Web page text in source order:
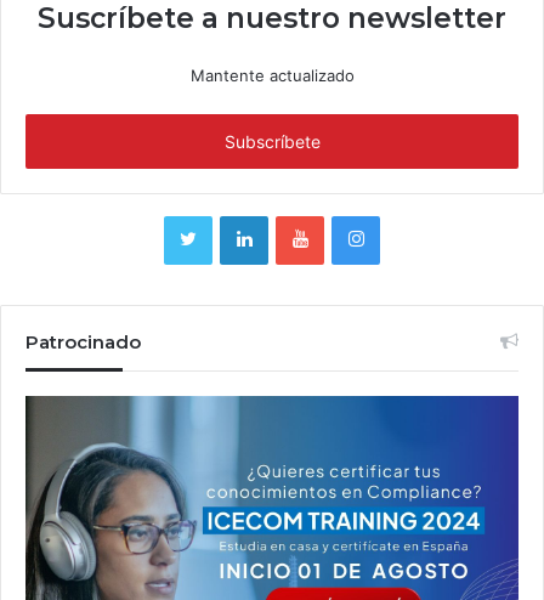
Suscríbete a nuestro newsletter
Mantente actualizado
Patrocinado